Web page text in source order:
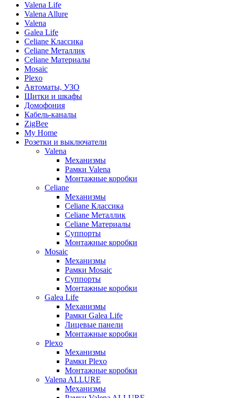
Valena Life
Valena Allure
Valena
Galea Life
Celiane Классика
Celiane Металлик
Celiane Материалы
Mosaic
Plexo
Автоматы, УЗО
Щитки и шкафы
Домофония
Кабель-каналы
ZigBee
My Home
Розетки и выключатели
Valena
Механизмы
Рамки Valena
Монтажные коробки
Celiane
Механизмы
Celiane Классика
Celiane Металлик
Celiane Материалы
Суппорты
Монтажные коробки
Mosaic
Механизмы
Рамки Mosaic
Суппорты
Монтажные коробки
Galea Life
Механизмы
Рамки Galea Life
Лицевые панели
Монтажные коробки
Plexo
Механизмы
Рамки Plexo
Монтажные коробки
Valena ALLURE
Механизмы